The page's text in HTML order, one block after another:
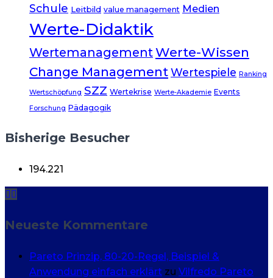
Schule Leitbild value management Medien
Werte-Didaktik
WertemanagementWerte-Wissen
Change ManagementWertespiele Ranking
Wertschöpfung SZZ Wertekrise Werte-Akademie Events
Forschung Pädagogik
Bisherige Besucher
194.221
Neueste Kommentare
Pareto Prinzip, 80-20-Regel, Beispiel &
Anwendung einfach erklärt zu Vilfredo Pareto